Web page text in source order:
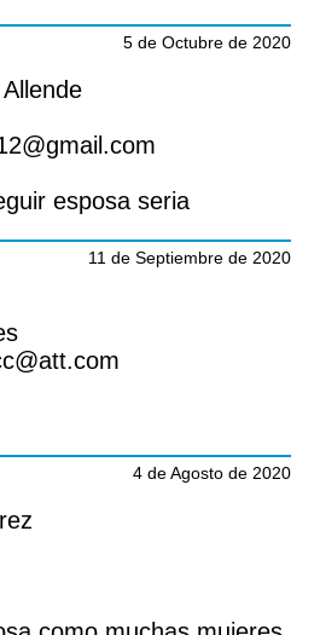
5 de Octubre de 2020
esposa seria
11 de Septiembre de 2020
4 de Agosto de 2020